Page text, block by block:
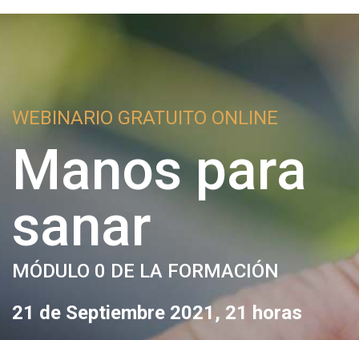
Empresas colaboradoras
¡Contacta!
Próximas actividades
Cursos
WEBINARIO GRATUITO ONLINE
Manos para
sanar
MÓDULO 0 DE LA FORMACIÓN
21 de Septiembre 2021, 21 horas